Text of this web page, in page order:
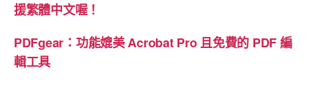
援繁體中文喔！
PDFgear：功能媲美 Acrobat Pro 且免費的 PDF 編
輯工具